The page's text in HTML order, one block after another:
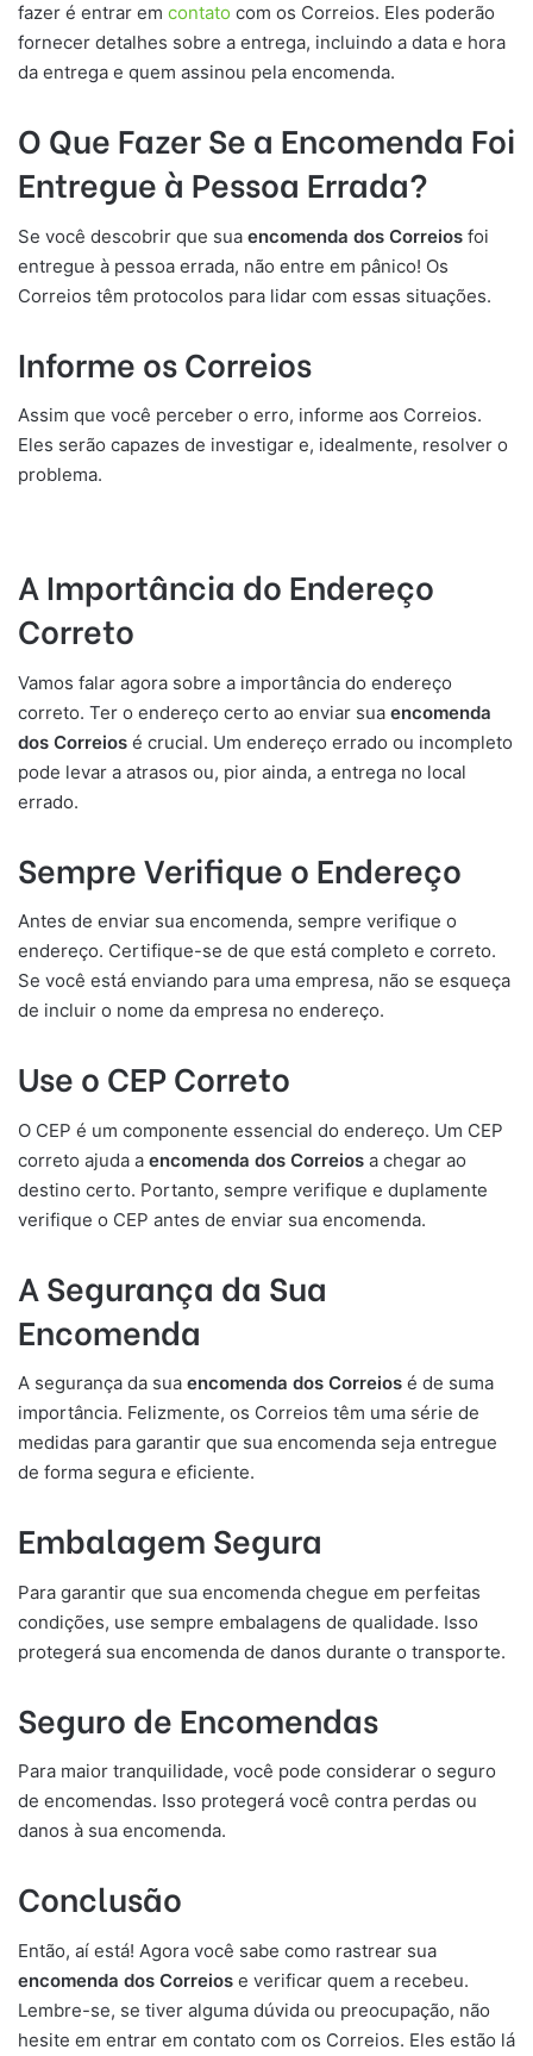
fazer é entrar em contato com os Correios. Eles poderão
fornecer detalhes sobre a entrega, incluindo a data e hora
da entrega e quem assinou pela encomenda.
O Que Fazer Se a Encomenda Foi
Entregue à Pessoa Errada?
Se você descobrir que sua encomenda dos Correios foi
entregue à pessoa errada, não entre em pânico! Os
Correios têm protocolos para lidar com essas situações.
Informe os Correios
Assim que você perceber o erro, informe aos Correios.
Eles serão capazes de investigar e, idealmente, resolver o
problema.
A Importância do Endereço
Correto
Vamos falar agora sobre a importância do endereço
correto. Ter o endereço certo ao enviar sua encomenda
dos Correios é crucial. Um endereço errado ou incompleto
pode levar a atrasos ou, pior ainda, a entrega no local
errado.
Sempre Verifique o Endereço
Antes de enviar sua encomenda, sempre verifique o
endereço. Certifique-se de que está completo e correto.
Se você está enviando para uma empresa, não se esqueça
de incluir o nome da empresa no endereço.
Use o CEP Correto
O CEP é um componente essencial do endereço. Um CEP
correto ajuda a encomenda dos Correios a chegar ao
destino certo. Portanto, sempre verifique e duplamente
verifique o CEP antes de enviar sua encomenda.
A Segurança da Sua
Encomenda
A segurança da sua encomenda dos Correios é de suma
importância. Felizmente, os Correios têm uma série de
medidas para garantir que sua encomenda seja entregue
de forma segura e eficiente.
Embalagem Segura
Para garantir que sua encomenda chegue em perfeitas
condições, use sempre embalagens de qualidade. Isso
protegerá sua encomenda de danos durante o transporte.
Seguro de Encomendas
Para maior tranquilidade, você pode considerar o seguro
de encomendas. Isso protegerá você contra perdas ou
danos à sua encomenda.
Conclusão
Então, aí está! Agora você sabe como rastrear sua
encomenda dos Correios e verificar quem a recebeu.
Lembre-se, se tiver alguma dúvida ou preocupação, não
hesite em entrar em contato com os Correios. Eles estão lá